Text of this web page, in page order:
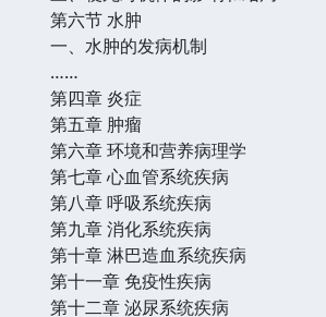
第六节 水肿
一、水肿的发病机制
……
第四章 炎症
第五章 肿瘤
第六章 环境和营养病理学
第七章 心血管系统疾病
第八章 呼吸系统疾病
第九章 消化系统疾病
第十章 淋巴造血系统疾病
第十一章 免疫性疾病
第十二章 泌尿系统疾病